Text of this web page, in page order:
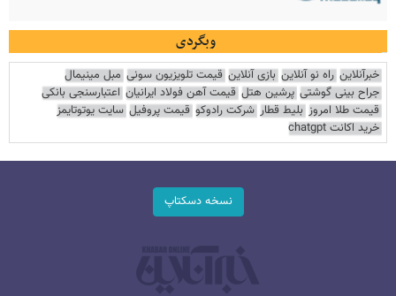
وبگردی
خبرآنلاین راه نو آنلاین بازی آنلاین قیمت تلویزیون سونی مبل مینیمال
جراح بینی گوشتی پرشین هتل قیمت آهن فولاد ایرانیان اعتبارسنجی بانکی
قیمت طلا امروز بلیط قطار شرکت رادوکو قیمت پروفیل سایت یوتوتایمز
خرید اکانت chatgpt
نسخه دسکتاپ